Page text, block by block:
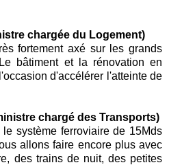
chargée du Logement)
fortement axé sur les grands
bâtiment et la rénovation en
d'accélérer l'atteinte de
chargé des Transports)
système ferroviaire de 15Mds
allons faire encore plus avec
des trains de nuit, des petites